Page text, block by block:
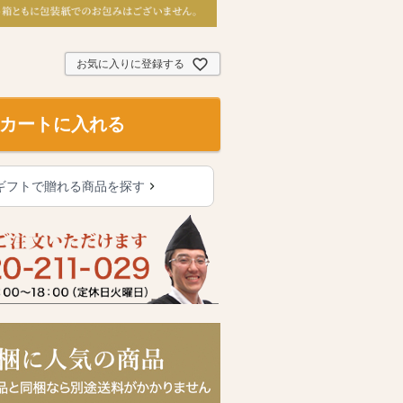
お気に入りに登録する
カートに入れる
フトで贈れる商品を探す